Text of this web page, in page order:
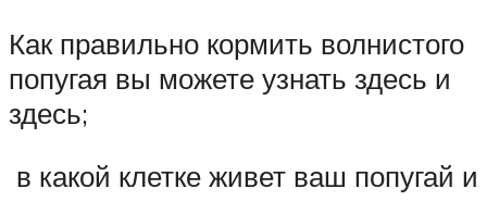
Как правильно кормить волнистого
попугая вы можете узнать здесь и
здесь;
в какой клетке живет ваш попугай и